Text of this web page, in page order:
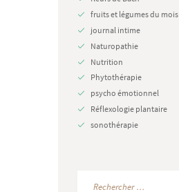
fruits et légumes du mois
journal intime
Naturopathie
Nutrition
Phytothérapie
psycho émotionnel
Réflexologie plantaire
sonothérapie